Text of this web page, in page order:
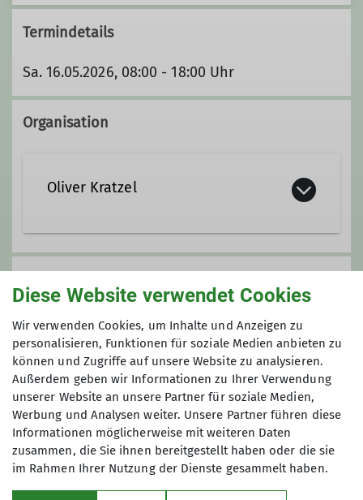
Termindetails
Sa. 16.05.2026, 08:00 - 18:00 Uhr
Organisation
Oliver Kratzel
Kontakt aufnehmen
Qualifikationen
Fachübungsleiter Mountainbike
Gebühr: 6 €
Vorkasse: keine €
Gesamtkosten ca.: keine Angabe €
Maximale Teilnehmeranzahl
12
Diese Website verwendet Cookies
Wir verwenden Cookies, um Inhalte und Anzeigen zu
personalisieren, Funktionen für soziale Medien anbieten zu
können und Zugriffe auf unsere Website zu analysieren.
Außerdem geben wir Informationen zu Ihrer Verwendung
unserer Website an unsere Partner für soziale Medien,
Werbung und Analysen weiter. Unsere Partner führen diese
Informationen möglicherweise mit weiteren Daten
zusammen, die Sie ihnen bereitgestellt haben oder die sie
im Rahmen Ihrer Nutzung der Dienste gesammelt haben.